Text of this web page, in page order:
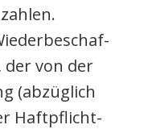
der von der
(abzüg­lich
Haft­pflicht­